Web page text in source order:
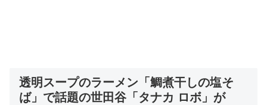
透明スープのラーメン「鯛煮干しの塩そ
ば」で話題の世田谷「タナカ ロボ」 が